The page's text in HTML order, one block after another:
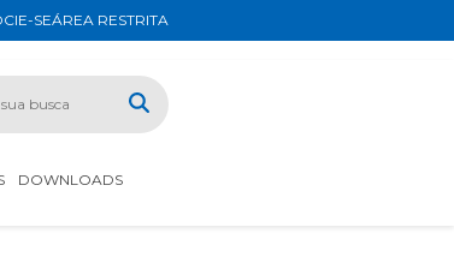
SEÁREA RESTRITA
DOWNLOADS